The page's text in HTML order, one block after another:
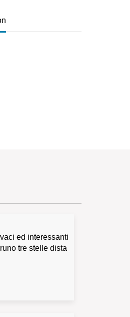
ed interessanti
tre stelle dista